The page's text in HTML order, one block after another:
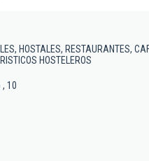
HOSTALES, RESTAURANTES,
HOSTELEROS
10